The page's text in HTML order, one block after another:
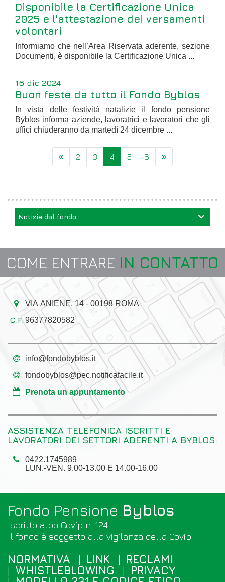
Disponibile la Certificazione Unica
2025 e l'attestazione dei versamenti
volontari
Informiamo che nell’Area Riservata aderente, sezione
Documenti, è disponibile la Certificazione Unica ...
16 dic 2024
Buon feste da tutto il Fondo Byblos
In vista delle festività natalizie il fondo pensione
Byblos informa aziende, lavoratrici e lavoratori che gli
uffici chiuderanno da martedì 24 dicembre ...
2 3
4
(current)
5 6
Notizie dal fondo
COME ENTRARE IN CONTATTO
VIA ANIENE, 14 - 00198 ROMA
96377820582
info@fondobyblos.it
fondobyblos@pec.notificafacile.it
Prenota un appuntamento
ASSISTENZA TELEFONICA ISCRITTI E
LAVORATORI DEI SETTORI ADERENTI A BYBLOS:
0422.1745989
LUN.-VEN. 9.00-13.00 E 14.00-16.00
Fondo Pensione Byblos
Iscritto albo Covip n. 124
Il fondo è soggetto alla vigilanza della Covip
NORMATIVA LINK
RECLAMI
WHISTLEBLOWING
PRIVACY